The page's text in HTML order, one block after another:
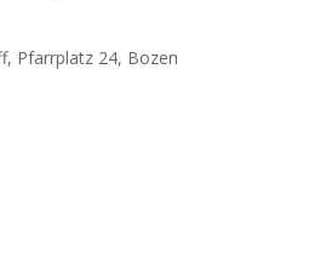
Pfarrplatz 24, Bozen